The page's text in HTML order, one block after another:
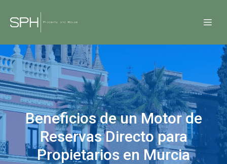
Beneficios de un Motor de
Reservas Directo para
Propietarios en Murcia